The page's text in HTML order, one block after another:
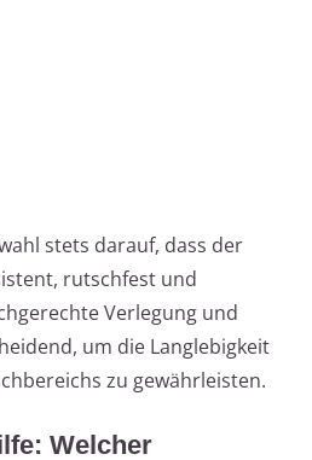
stets darauf, dass der
rutschfest und
Verlegung und
um die Langlebigkeit
zu gewährleisten.
Welcher